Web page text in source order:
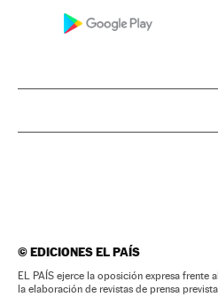
©EDICIONES EL PAÍS
EL PAÍS ejerce la oposición expresa frente
la elaboración de revistas de prensa